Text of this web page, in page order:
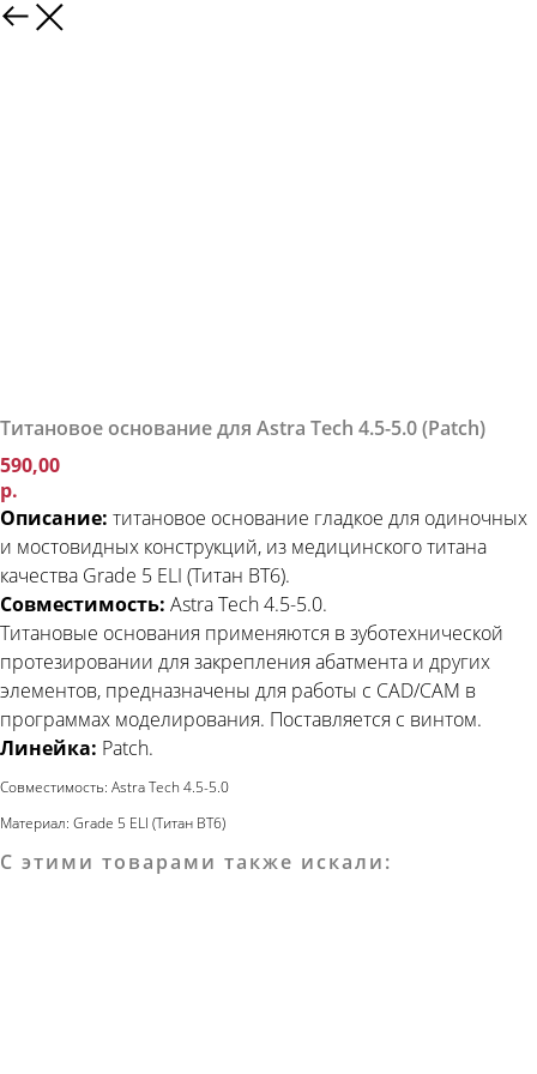
Титановое основание для Astra Tech 4.5-5.0 (Patch)
590,00
р.
Описание: титановое основание гладкое для одиночных
и мостовидных конструкций, из медицинского титана
качества Grade 5 ELI (Титан ВТ6).
Совместимость: Astra Tech 4.5-5.0.
Титановые основания применяются в зуботехнической
протезировании для закрепления абатмента и других
элементов, предназначены для работы c CAD/CAM в
программах моделирования. Поставляется с винтом.
Линейка: Patch.
Совместимость: Astra Tech 4.5-5.0
Материал: Grade 5 ELI (Титан ВТ6)
С этими товарами также искали: